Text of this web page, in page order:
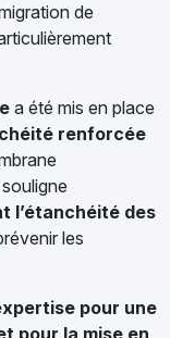
de
a été mis en place
renforcée
l’étanchéité des
les
pour une
pour la mise en